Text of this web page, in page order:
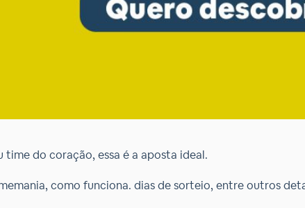
do coração, essa é a aposta ideal.
como funciona. dias de sorteio, entre outros